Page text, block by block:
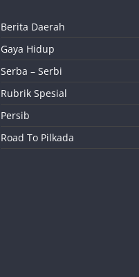
Berita Daerah
Gaya Hidup
Serba – Serbi
Rubrik Spesial
Persib
Road To Pilkada